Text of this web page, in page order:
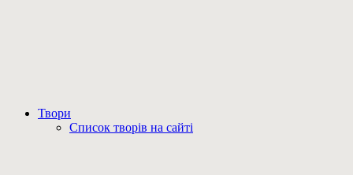
Твори
Список творів на сайті